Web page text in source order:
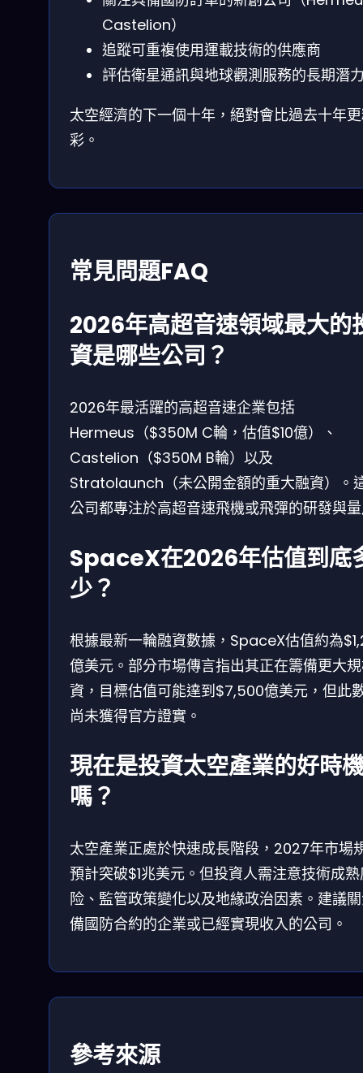
Castelion）
追蹤可重複使用運載技術的供應商
評估衛星通訊與地球觀測服務的長期潛
太空經濟的下一個十年，絕對會比過去十年
彩。
常見問題FAQ
2026年高超音速領域最大的
資是哪些公司？
2026年最活躍的高超音速企業包括
Hermeus（$350M C輪，估值$10億）、
Castelion（$350M B輪）以及
Stratolaunch（未公開金額的重大融資）。
公司都專注於高超音速飛機或飛彈的研發與
SpaceX在2026年估值到底
少？
根據最新一輪融資數據，SpaceX估值約為
億美元。部分市場傳言指出其正在籌備更大
資，目標估值可能達到$7,500億美元，但此
尚未獲得官方證實。
現在是投資太空產業的好時
嗎？
太空產業正處於快速成長階段，2027年市場
預計突破$1兆美元。但投資人需注意技術成
险、監管政策變化以及地緣政治因素。建議
備國防合約的企業或已經實現收入的公司。
參考來源